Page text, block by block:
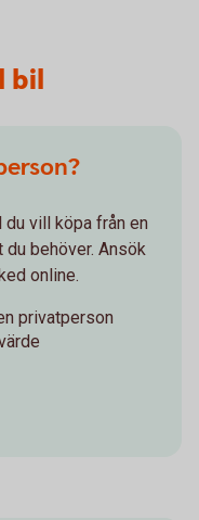
bil
du vill köpa från en
behöver. Ansök
online.
privatperson